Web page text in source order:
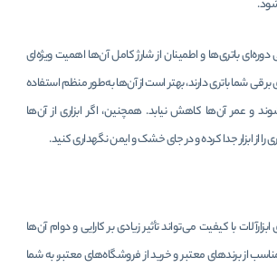
دوره‌ای باتری‌ها و اطمینان از شارژ کامل آن‌ها اهمیت ویژه‌ای
برقی شما باتری دارند، بهتر است از آن‌ها به‌طور منظم استفاده
و عمر آن‌ها کاهش نیابد. همچنین، اگر ابزاری از آن‌ها
را از ابزار جدا کرده و در جای خشک و ایمن نگهداری کنید.
با کیفیت می‌تواند تأثیر زیادی بر کارایی و دوام آن‌ها
از برندهای معتبر و خرید از فروشگاه‌های معتبر، به شما